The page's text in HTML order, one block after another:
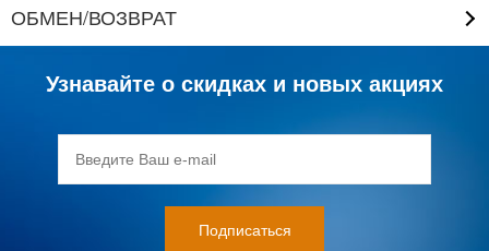
ОБМЕН/ВОЗВРАТ
Узнавайте о скидках и новых акциях